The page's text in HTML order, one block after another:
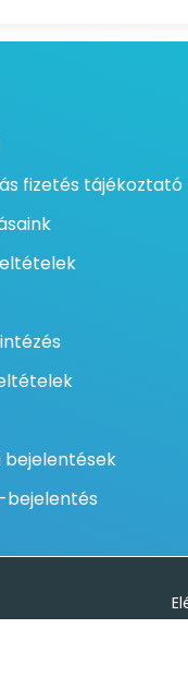
fizetés tájékoztató
bejelentések
bejelentés
Az oldal